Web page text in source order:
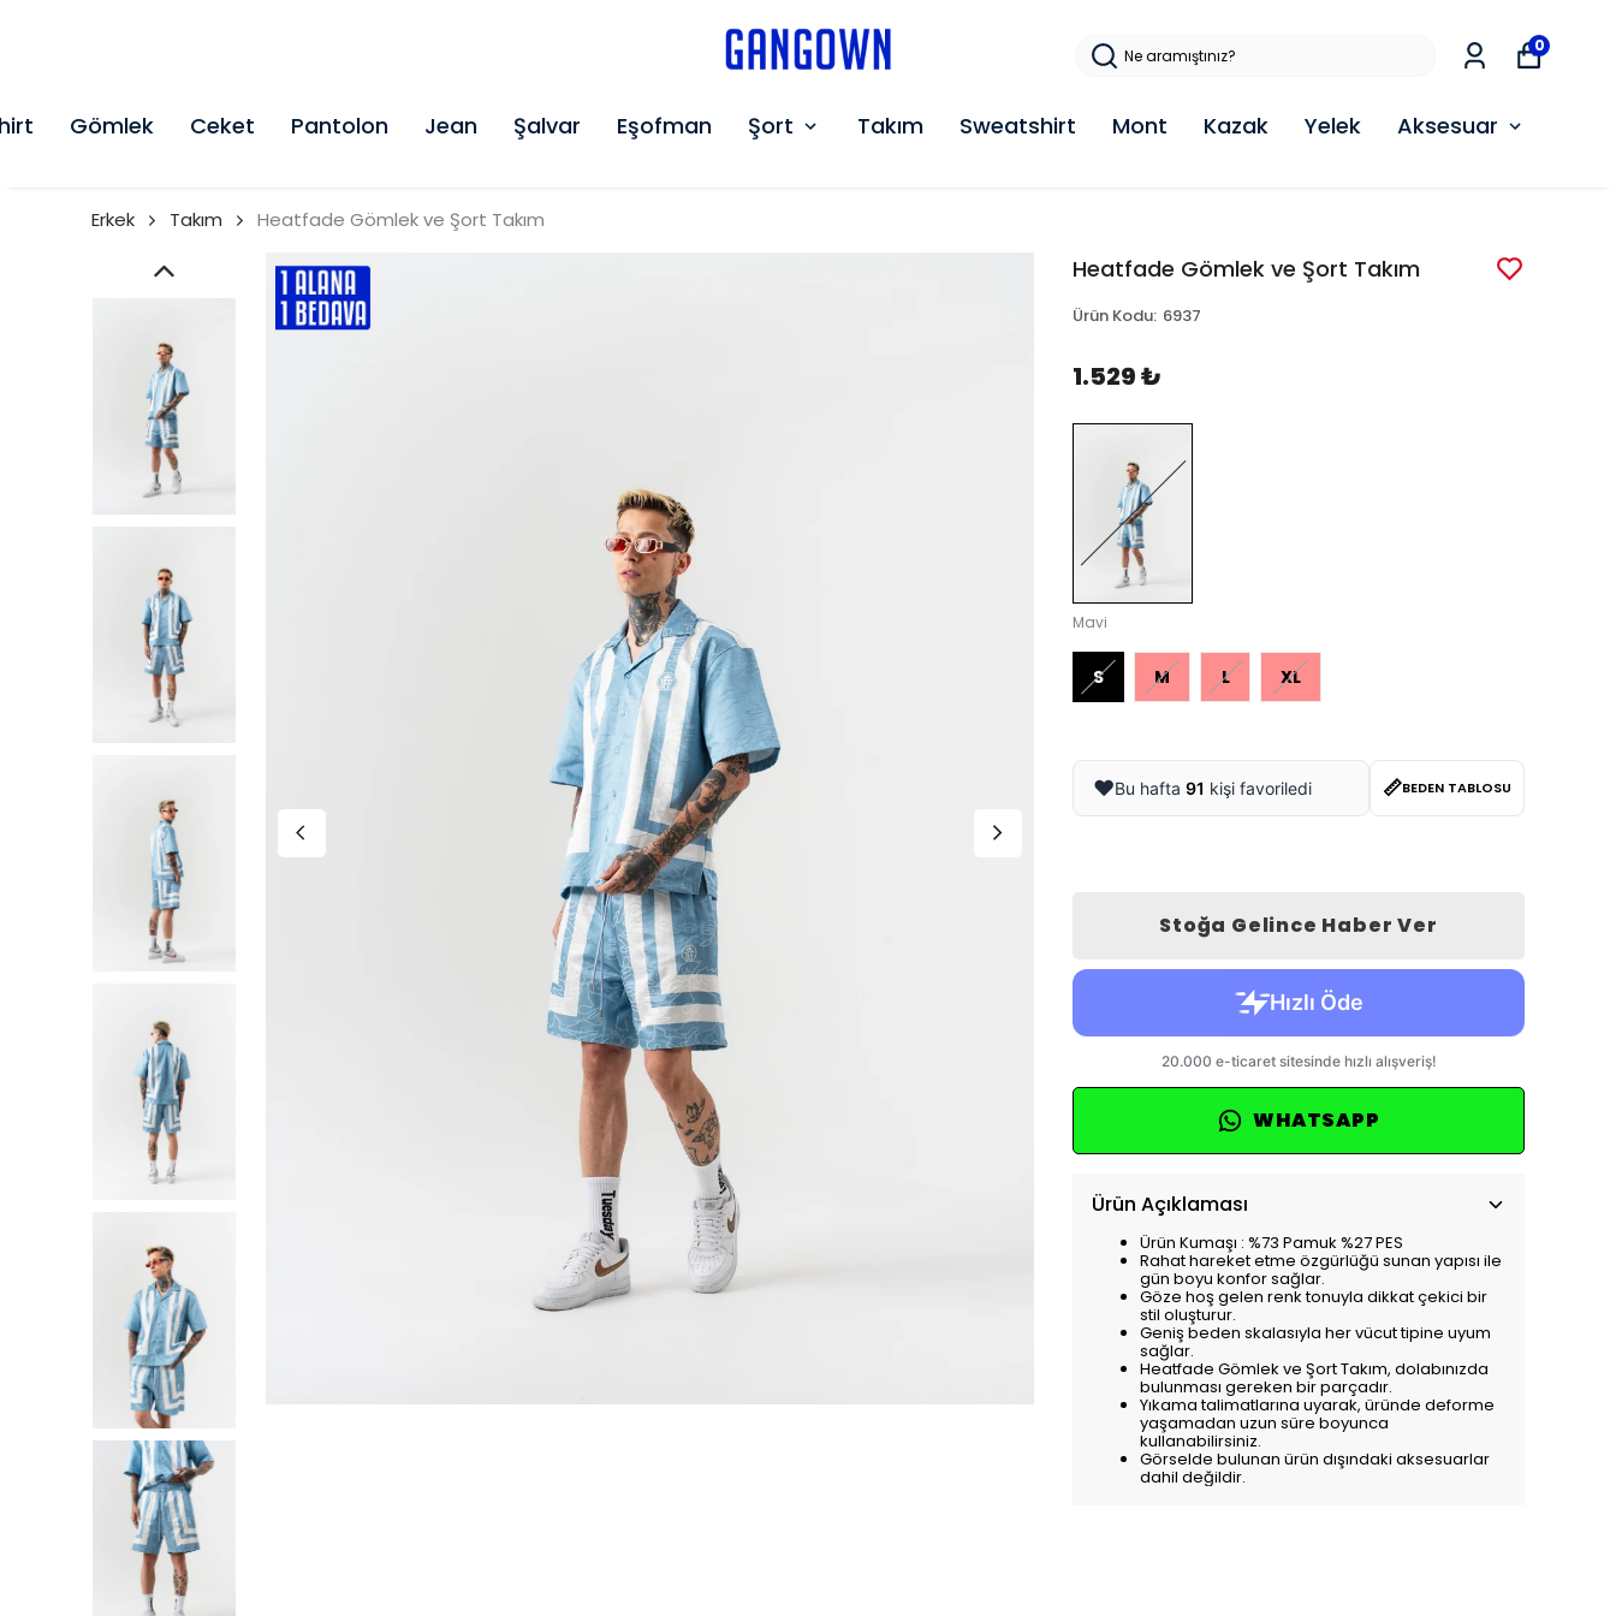
Gömlek Ceket Pantolon Jean Şalvar Eşofman Şort Takım Sweatshirt Mont Kazak Yelek Aksesuar
0
Erkek Takım Heatfade Gömlek ve Şort Takım
Heatfade Gömlek ve Şort Takım
Ürün Kodu: 6937
1.529 ₺
Mavi
S M L XL
❤️Bu hafta 91 kişi favoriledi 📏BEDEN TABLOSU
Stoğa Gelince Haber Ver
WHATSAPP
Ürün Açıklaması
Ürün Kumaşı : %73 Pamuk %27 PES
Rahat hareket etme özgürlüğü sunan yapısı ile
gün boyu konfor sağlar.
Göze hoş gelen renk tonuyla dikkat çekici bir
stil oluşturur.
Geniş beden skalasıyla her vücut tipine uyum
sağlar.
Heatfade Gömlek ve Şort Takım, dolabınızda
bulunması gereken bir parçadır.
Yıkama talimatlarına uyarak, üründe deforme
yaşamadan uzun süre boyunca
kullanabilirsiniz.
Görselde bulunan ürün dışındaki aksesuarlar
dahil değildir.